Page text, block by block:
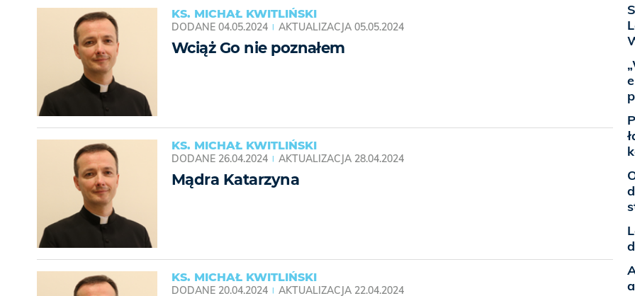
KS. MICHAŁ KWITLIŃSKI
DODANE 04.05.2024 AKTUALIZACJA 05.05.2024
Wciąż Go nie poznałem
KS. MICHAŁ KWITLIŃSKI
DODANE 26.04.2024 AKTUALIZACJA 28.04.2024
Mądra Katarzyna
KS. MICHAŁ KWITLIŃSKI
DODANE 20.04.2024 AKTUALIZACJA 22.04.2024